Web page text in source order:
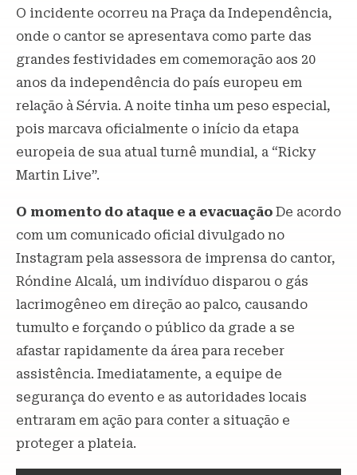
O incidente ocorreu na Praça da Independência,
onde o cantor se apresentava como parte das
grandes festividades em comemoração aos 20
anos da independência do país europeu em
relação à Sérvia. A noite tinha um peso especial,
pois marcava oficialmente o início da etapa
europeia de sua atual turnê mundial, a “Ricky
Martin Live”.
O momento do ataque e a evacuação De acordo
com um comunicado oficial divulgado no
Instagram pela assessora de imprensa do cantor,
Róndine Alcalá, um indivíduo disparou o gás
lacrimogêneo em direção ao palco, causando
tumulto e forçando o público da grade a se
afastar rapidamente da área para receber
assistência. Imediatamente, a equipe de
segurança do evento e as autoridades locais
entraram em ação para conter a situação e
proteger a plateia.